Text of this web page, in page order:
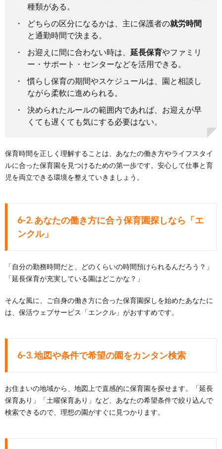
種類がある。
どちらの区分になるかは、主に保護者の就労時間
と通勤時間で決まる。
お迎えに間に合わない時は、 延長保育やファミリ
ー・サポート・センターなどを活用できる。
慣らし保育の期間やスケジュールは、園と相談し
ながら柔軟に進められる。
決められたルールの範囲内であれば、お迎えが早
くても遅くても気にする必要はない。
保育時間を正しく理解することは、あなたの働き方やライフスタイ
ルに合った保育園を見つけるための第一歩です。安心して仕事と育
児を両立できる環境を整えていきましょう。
6-2. あなたの働き方に合う保育園探しなら「エ
ンクル」
「自分の勤務時間だと、どのくらいの時間預けられるんだろう？」
「延長保育が充実している園はどこかな？」
そんな風に、ご自身の働き方に合った保育園探しを始めたあなたに
は、保活ウェブサービス「エンクル」がおすすめです。
6-3. 地図や条件で希望の園をカンタン検索
お住まいの地域から、地図上で直感的に保育園を探せます。「延長
保育あり」「土曜保育あり」など、あなたの希望条件で絞り込んで
検索できるので、理想の園がすぐに見つかります。